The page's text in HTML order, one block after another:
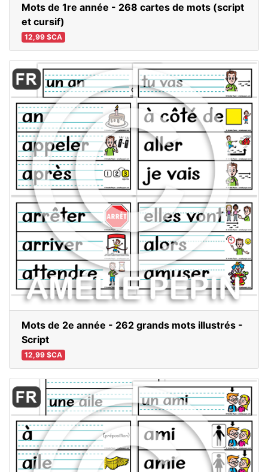
Mots de 1re année - 268 cartes de mots (script
et cursif)
12,99 $CA
Mots de 2e année - 262 grands mots illustrés -
Script
12,99 $CA